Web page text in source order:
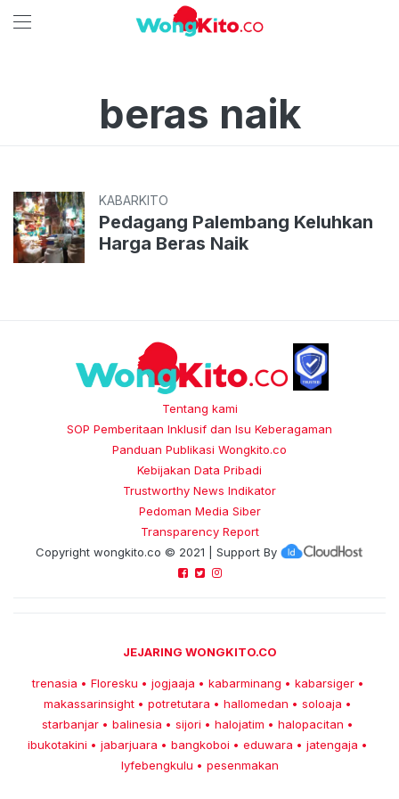
beras naik
KABARKITO
Pedagang Palembang Keluhkan
Harga Beras Naik
Tentang kami
SOP Pemberitaan Inklusif dan Isu Keberagaman
Panduan Publikasi Wongkito.co
Kebijakan Data Pribadi
Trustworthy News Indikator
Pedoman Media Siber
Transparency Report
Copyright wongkito.co © 2021 | Support By
JEJARING WONGKITO.CO
trenasia • Floresku • jogjaaja • kabarminang • kabarsiger •
makassarinsight • potretutara • hallomedan • soloaja •
starbanjar • balinesia • sijori • halojatim • halopacitan •
ibukotakini • jabarjuara • bangkoboi • eduwara • jatengaja •
lyfebengkulu • pesenmakan